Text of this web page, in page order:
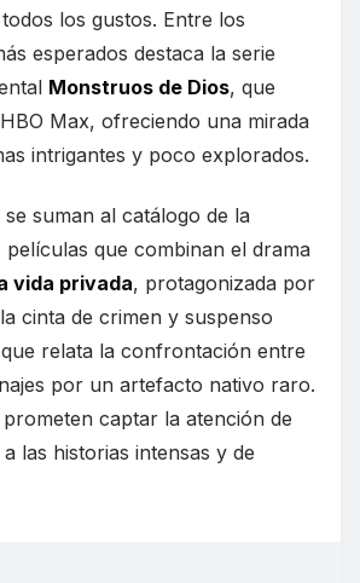
los gustos. Entre los
esperados destaca la serie
Monstruos de Dios, que
Max, ofreciendo una mirada
intrigantes y poco explorados.
se suman al catálogo de la
que combinan el drama
vida privada, protagonizada por
cinta de crimen y suspenso
relata la confrontación entre
por un artefacto nativo raro.
captar la atención de
las historias intensas y de